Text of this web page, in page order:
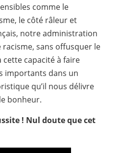
comme le
le côté râleur et
notre administration
sans offusquer le
cette capacité à faire
importants dans un
qu’il nous délivre
bonheur.
! Nul doute que cet